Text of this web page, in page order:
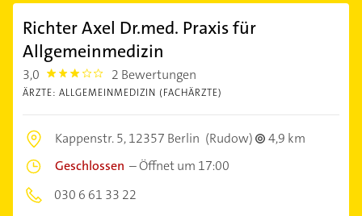
Richter Axel Dr.med. Praxis für
Allgemeinmedizin
3,0 3.0 2 Bewertungen
ÄRZTE: ALLGEMEINMEDIZIN (FACHÄRZTE)
Kappenstr. 5,12357 Berlin (Rudow)
4,9 km
Geschlossen –Öffnet um 17:00
030 6 61 33 22